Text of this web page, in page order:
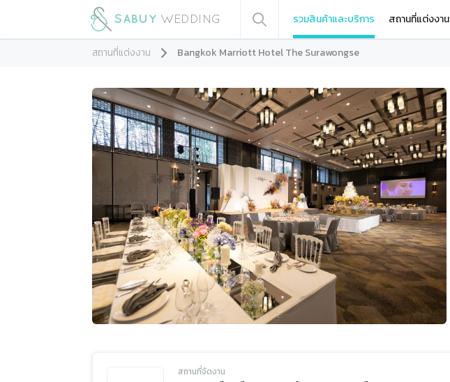
รวมสินค้าและบริการ สถานที่แต่งงาน
สถานที่แต่งงาน Bangkok Marriott Hotel The Surawongse
สถานที่จัดงาน